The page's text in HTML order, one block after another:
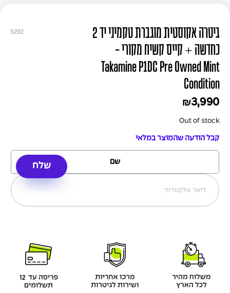
5292
גיטרה אקוסטית מוגברת טקמיני יד 2
כחדשה + קייס קשיח מקורי -
Takamine P1DC Pre Owned Mint
Condition
₪3,990
Out of stock
קבל הודעה שהמוצר במלאי